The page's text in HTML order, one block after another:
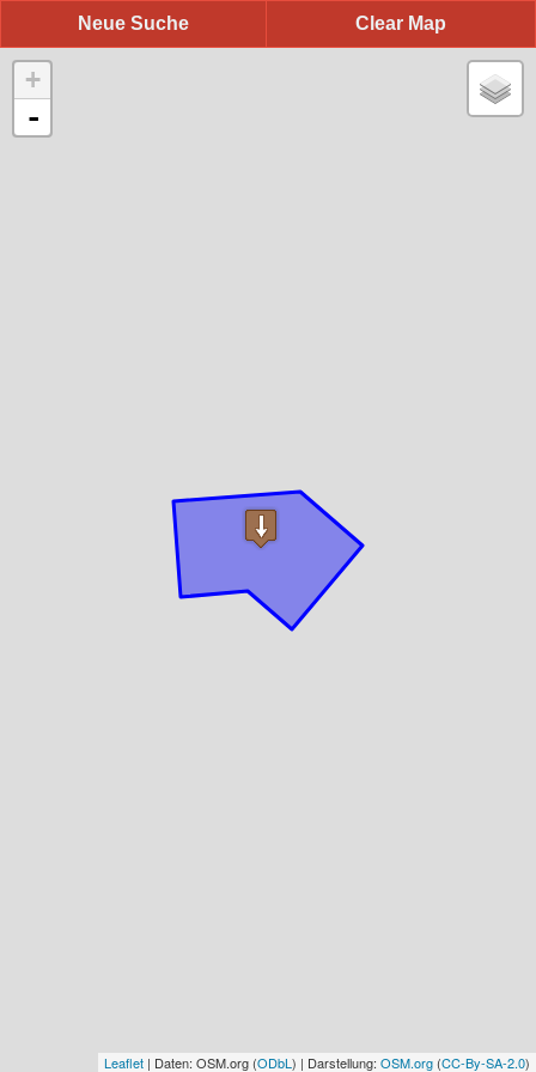
Clear Map
Neue Suche
+
-
Leaflet | Daten: OSM.org (ODbL ) | Darstellung: OSM.org (CC-By-SA-2.0)